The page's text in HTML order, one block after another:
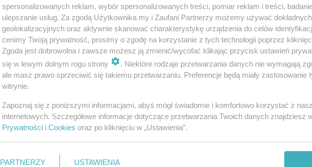
spersonalizowanych reklam, wybór spersonalizowanych treści, pomiar reklam i treści,
ulepszanie usług. Za zgodą Użytkownika my i Zaufani Partnerzy możemy używać
geolokalizacyjnych oraz aktywnie skanować charakterystykę urządzenia do celów
cenimy Twoją prywatność, prosimy o zgodę na korzystanie z tych technologii poprzez
Zgoda jest dobrowolna i zawsze możesz ją zmienić/wycofać klikając przycisk ustawień
się w lewym dolnym rogu strony
. Niektóre rodzaje przetwarzania danych nie wymagają
ale masz prawo sprzeciwić się takiemu przetwarzaniu. Preferencje będą miały zastosowanie
witrynie.
Zapoznaj się z poniższymi informacjami, abyś mógł świadomie i komfortowo korzystać z
internetowych. Szczegółowe informacje dotyczące przetwarzania Twoich danych znajdziesz
Prywatności i Cookies oraz po kliknięciu w „Ustawienia”.
PARTNERZY USTAWIENIA